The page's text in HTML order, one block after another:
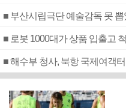
■ 부산시립극단 예술감독 못
■ 로봇 1000대가 상품 입출고
■ 해수부 청사, 북항 국제여객